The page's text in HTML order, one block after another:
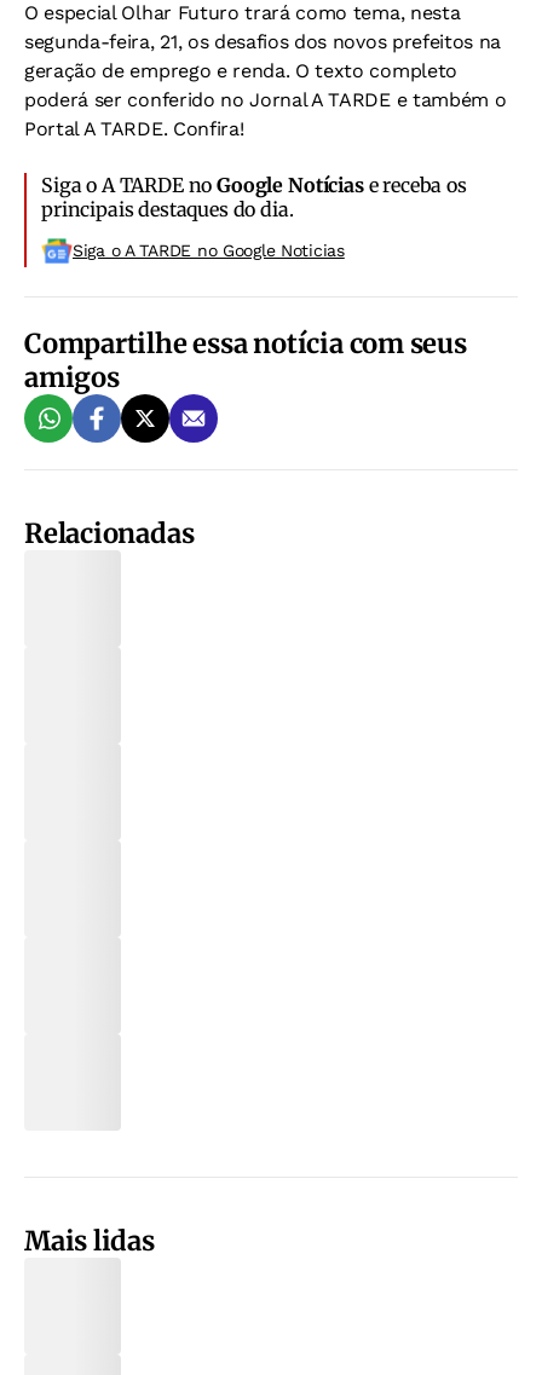
O especial Olhar Futuro trará como tema, nesta
segunda-feira, 21, os desafios dos novos prefeitos na
geração de emprego e renda. O texto completo
poderá ser conferido no Jornal A TARDE e também o
Portal A TARDE. Confira!
Siga o A TARDE noGoogle Notíciase receba os
principais destaques do dia.
Siga o A TARDE no Google Noticias
Compartilhe essa notícia com seus
amigos
Relacionadas
Mais lidas